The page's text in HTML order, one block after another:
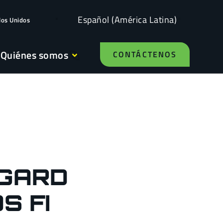
Unidos Español (América Latina)
Quiénes somos CONTÁCTENOS
FI